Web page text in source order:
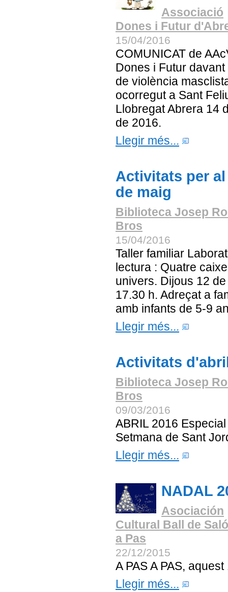
Associació
Dones i Futur
15/04/2016
COMUNICAT de
Dones i Futur
de violència
ocorregut a Sant
Llobregat Abrera 14
de 2016.
Llegir més...
Activitats per
de maig
Biblioteca Josep
Bros
15/04/2016
Taller familiar
lectura : Quatre
univers. Dijous 12
17.30 h. Adreçat a
amb infants de 5-9
Llegir més...
Activitats
Biblioteca Josep
Bros
09/03/2016
ABRIL 2016 Especial
Setmana de Sant
Llegir més...
NADAL
Asociación
Cultural Ball de
a Pas
22/12/2015
A PAS A PAS, aquest
Llegir més...